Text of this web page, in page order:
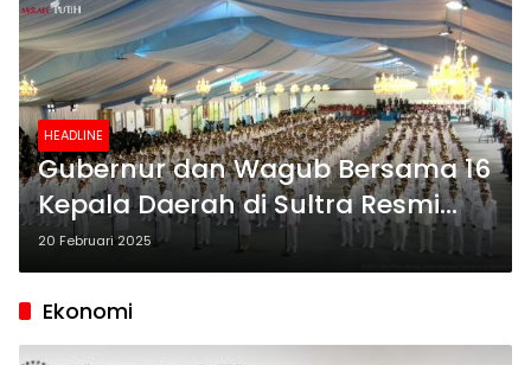
HEADLINE
Gubernur dan Wagub Bersama 16
Kepala Daerah di Sultra Resmi
Dilantik Presiden
20 Februari 2025
Ekonomi